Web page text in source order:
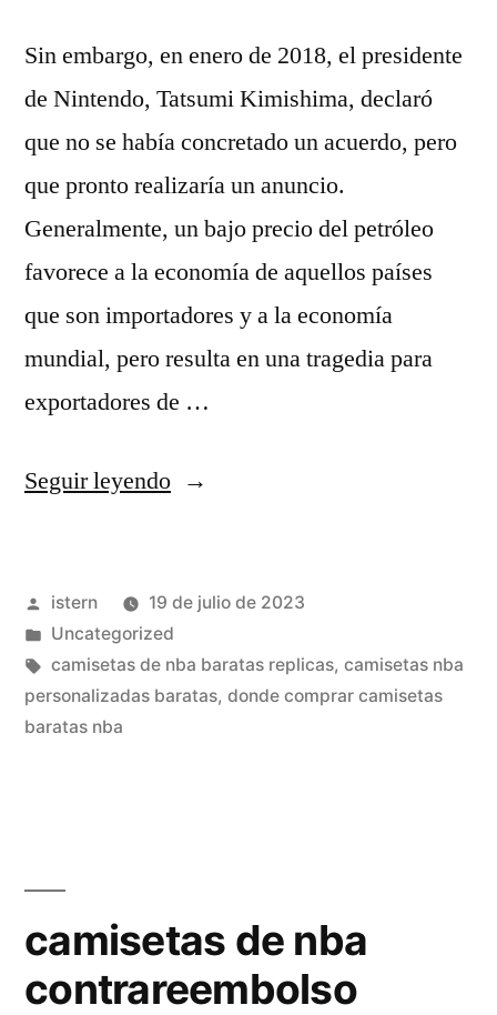
Sin embargo, en enero de 2018, el presidente
de Nintendo, Tatsumi Kimishima, declaró
que no se había concretado un acuerdo, pero
que pronto realizaría un anuncio.
Generalmente, un bajo precio del petróleo
favorece a la economía de aquellos países
que son importadores y a la economía
mundial, pero resulta en una tragedia para
exportadores de …
Seguir leyendo«donde
nba
foro»
Publicado
por
istern
19 de julio de 2023
Publicado
en
Uncategorized
Etiquetas:
camisetas de nba baratas replicas, camisetas nba
personalizadas baratas, donde comprar camisetas
baratas nba
camisetas de nba
contrareembolso